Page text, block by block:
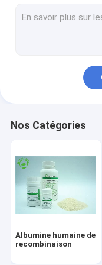
VEGF de
Nos Catégories
Albumine humaine de
recombinaison